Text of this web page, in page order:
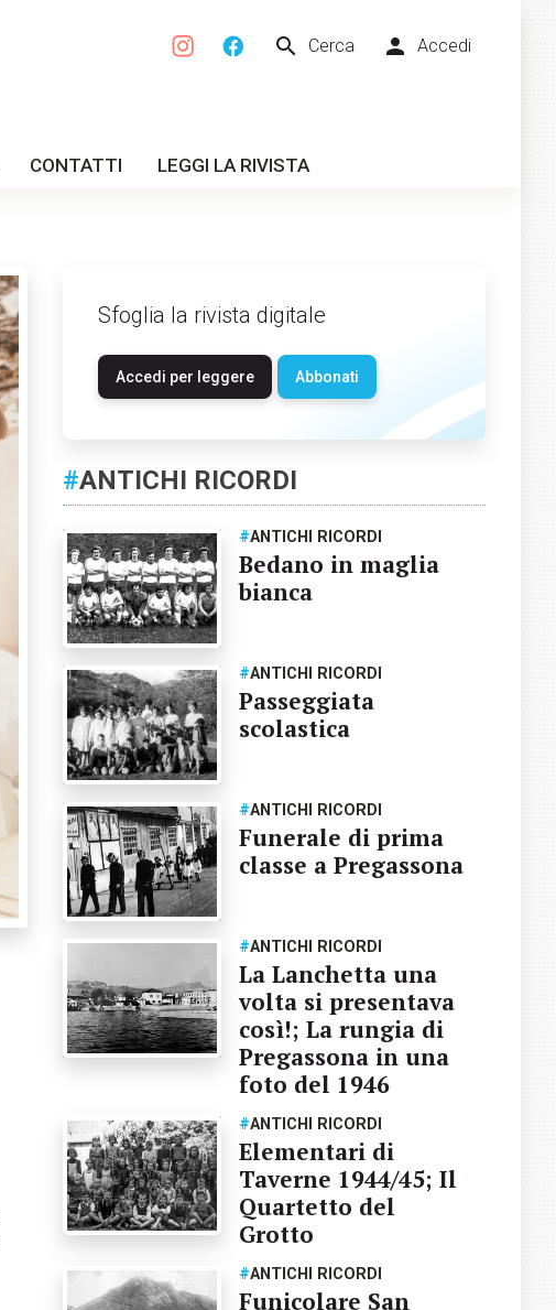
search Cerca person Accedi
CONTATTI LEGGI LA RIVISTA
Sfoglia la rivista digitale
Accedi per leggere Abbonati
#ANTICHI RICORDI
#ANTICHI RICORDI
Bedano in maglia
bianca
#ANTICHI RICORDI
Passeggiata
scolastica
#ANTICHI RICORDI
Funerale di prima
classe a Pregassona
#ANTICHI RICORDI
La Lanchetta una
volta si presentava
così!; La rungia di
Pregassona in una
foto del 1946
#ANTICHI RICORDI
Elementari di
Taverne 1944/45; Il
Quartetto del
Grotto
#ANTICHI RICORDI
Funicolare San